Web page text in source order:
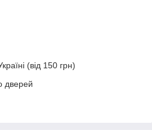
(від 150 грн)
дверей